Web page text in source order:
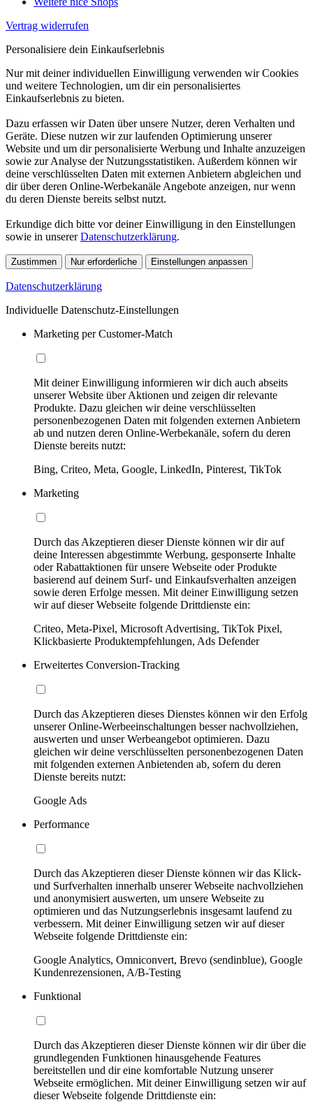
Vertrag widerrufen
Personalisiere dein Einkaufserlebnis
Nur mit deiner individuellen Einwilligung verwenden wir Cookies
und weitere Technologien, um dir ein personalisiertes
Einkaufserlebnis zu bieten.
Dazu erfassen wir Daten über unsere Nutzer, deren Verhalten und
Geräte. Diese nutzen wir zur laufenden Optimierung unserer
Website und um dir personalisierte Werbung und Inhalte anzuzeigen
sowie zur Analyse der Nutzungsstatistiken. Außerdem können wir
deine verschlüsselten Daten mit externen Anbietern abgleichen und
dir über deren Online-Werbekanäle Angebote anzeigen, nur wenn
du deren Dienste bereits selbst nutzt.
Erkundige dich bitte vor deiner Einwilligung in den Einstellungen
sowie in unsererDatenschutzerklärung.
Zustimmen Nur erforderliche Einstellungen anpassen
Datenschutzerklärung
Individuelle Datenschutz-Einstellungen
Marketing per Customer-Match
Mit deiner Einwilligung informieren wir dich auch abseits
unserer Website über Aktionen und zeigen dir relevante
Produkte. Dazu gleichen wir deine verschlüsselten
personenbezogenen Daten mit folgenden externen Anbietern
ab und nutzen deren Online-Werbekanäle, sofern du deren
Dienste bereits nutzt:
Bing, Criteo, Meta, Google, LinkedIn, Pinterest, TikTok
Marketing
Durch das Akzeptieren dieser Dienste können wir dir auf
deine Interessen abgestimmte Werbung, gesponserte Inhalte
oder Rabattaktionen für unsere Webseite oder Produkte
basierend auf deinem Surf- und Einkaufsverhalten anzeigen
sowie deren Erfolge messen. Mit deiner Einwilligung setzen
wir auf dieser Webseite folgende Drittdienste ein:
Criteo, Meta-Pixel, Microsoft Advertising, TikTok Pixel,
Klickbasierte Produktempfehlungen, Ads Defender
Erweitertes Conversion-Tracking
Durch das Akzeptieren dieses Dienstes können wir den Erfolg
unserer Online-Werbeeinschaltungen besser nachvollziehen,
auswerten und unser Werbeangebot optimieren. Dazu
gleichen wir deine verschlüsselten personenbezogenen Daten
mit folgenden externen Anbietenden ab, sofern du deren
Dienste bereits nutzt:
Google Ads
Performance
Durch das Akzeptieren dieser Dienste können wir das Klick-
und Surfverhalten innerhalb unserer Webseite nachvollziehen
und anonymisiert auswerten, um unsere Webseite zu
optimieren und das Nutzungserlebnis insgesamt laufend zu
verbessern. Mit deiner Einwilligung setzen wir auf dieser
Webseite folgende Drittdienste ein:
Google Analytics, Omniconvert, Brevo (sendinblue), Google
Kundenrezensionen, A/B-Testing
Funktional
Durch das Akzeptieren dieser Dienste können wir dir über die
grundlegenden Funktionen hinausgehende Features
bereitstellen und dir eine komfortable Nutzung unserer
Webseite ermöglichen. Mit deiner Einwilligung setzen wir auf
dieser Webseite folgende Drittdienste ein: